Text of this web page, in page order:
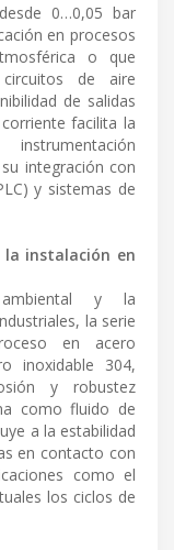
0…0,05 bar
en procesos
o que
de aire
de salidas
facilita la
integración con
y sistemas de
la instalación en
y la
la serie
en acero
inoxidable 304,
y robustez
como fluido de
a la estabilidad
en contacto con
como el
los ciclos de